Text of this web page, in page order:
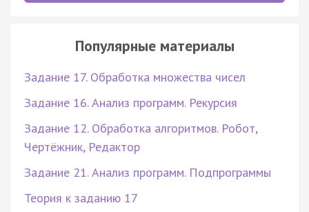
Популярные материалы
Задание 17. Обработка множества чисел
Задание 16. Анализ программ. Рекурсия
Задание 12. Обработка алгоритмов. Робот,
Чертёжник, Редактор
Задание 21. Анализ программ. Подпрограммы
Теория к заданию 17